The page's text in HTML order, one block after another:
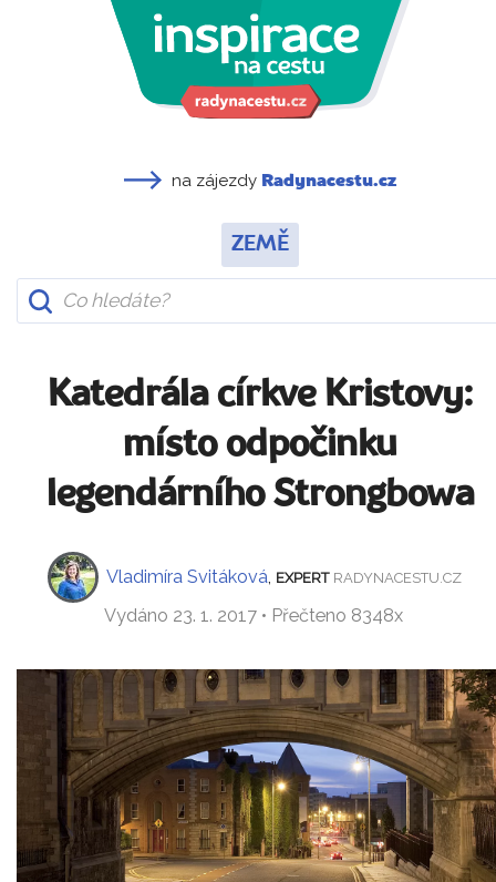
na zájezdy Radynacestu.cz
ZEMĚ
Katedrála církve Kristovy:
místo odpočinku
legendárního Strongbowa
Vladimíra Svitáková EXPERT RADYNACESTU.CZ
Vydáno 23. 1. 2017 • Přečteno 8348x